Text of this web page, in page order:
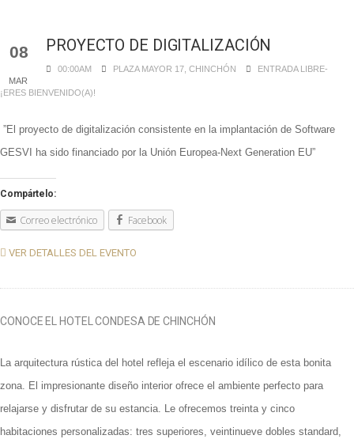
08
MAR
PROYECTO DE DIGITALIZACIÓN
00:00AM PLAZA MAYOR 17, CHINCHÓN ENTRADA LIBRE-
¡ERES BIENVENIDO(A)!
”El proyecto de digitalización consistente en la implantación de Software
GESVI ha sido financiado por la Unión Europea-Next Generation EU”
Compártelo:
Correo electrónico Facebook
VER DETALLES DEL EVENTO
CONOCE EL HOTEL CONDESA DE CHINCHÓN
La arquitectura rústica del hotel refleja el escenario idílico de esta bonita
zona. El impresionante diseño interior ofrece el ambiente perfecto para
relajarse y disfrutar de su estancia. Le ofrecemos treinta y cinco
habitaciones personalizadas: tres superiores, veintinueve dobles standard,